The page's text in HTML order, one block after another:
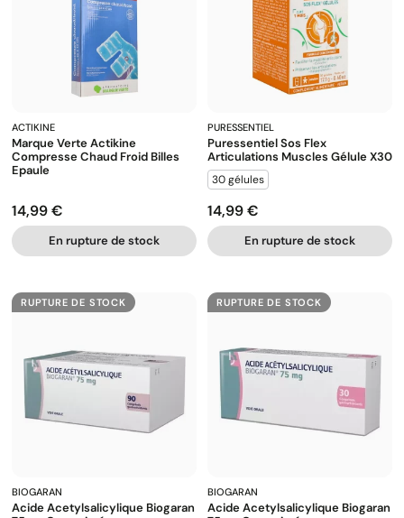
ACTIKINE
Marque Verte Actikine
Compresse Chaud Froid Billes
Epaule
Prix
14,99 €
En rupture de stock
PURESSENTIEL
Puressentiel Sos Flex
Articulations Muscles Gélule X30
30 gélules
Prix
14,99 €
En rupture de stock
RUPTURE DE STOCK
BIOGARAN
Acide Acetylsalicylique Biogaran
RUPTURE DE STOCK
BIOGARAN
Acide Acetylsalicylique Biogaran